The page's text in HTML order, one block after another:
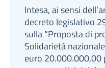
Intesa, ai sensi
decreto legislativo
sulla “Proposta di
Solidarietà
euro 20.000.000,00